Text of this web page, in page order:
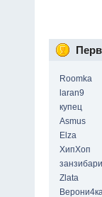
Roomka
laran9
купец
Asmus
Elza
ХипХоп
Zlata